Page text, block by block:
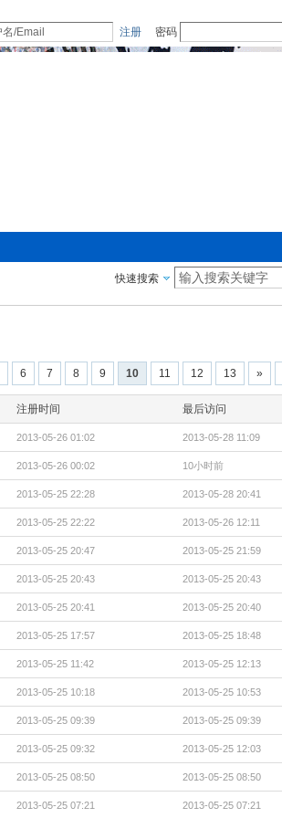
注册 密码
快速搜索
6 7 8 9 10 11 12 13 »
注册时间 最后访问
2013-05-26 01:02 2013-05-28 11:09
2013-05-26 00:02 10小时前
2013-05-25 22:28 2013-05-28 20:41
2013-05-25 22:22 2013-05-26 12:11
2013-05-25 20:47 2013-05-25 21:59
2013-05-25 20:43 2013-05-25 20:43
2013-05-25 20:41 2013-05-25 20:40
2013-05-25 17:57 2013-05-25 18:48
2013-05-25 11:42 2013-05-25 12:13
2013-05-25 10:18 2013-05-25 10:53
2013-05-25 09:39 2013-05-25 09:39
2013-05-25 09:32 2013-05-25 12:03
2013-05-25 08:50 2013-05-25 08:50
2013-05-25 07:21 2013-05-25 07:21